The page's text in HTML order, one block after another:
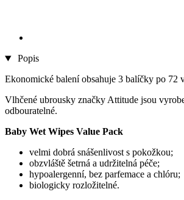
Popis
Ekonomické balení obsahuje 3 balíčky po 72
Vlhčené ubrousky značky Attitude jsou
odbouratelné.
Baby Wet Wipes Value Pack
velmi dobrá snášenlivost s pokožkou;
obzvláště šetrná a udržitelná péče;
hypoalergenní, bez parfemace a chlóru;
biologicky rozložitelné.